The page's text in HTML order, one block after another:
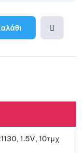
αγαπη
1.5V, 10τμχ